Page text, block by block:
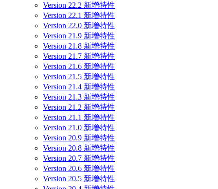
Version 22.2 新增特性
Version 22.1 新增特性
Version 22.0 新增特性
Version 21.9 新增特性
Version 21.8 新增特性
Version 21.7 新增特性
Version 21.6 新增特性
Version 21.5 新增特性
Version 21.4 新增特性
Version 21.3 新增特性
Version 21.2 新增特性
Version 21.1 新增特性
Version 21.0 新增特性
Version 20.9 新增特性
Version 20.8 新增特性
Version 20.7 新增特性
Version 20.6 新增特性
Version 20.5 新增特性